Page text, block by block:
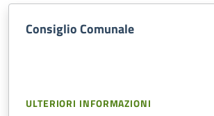
Consiglio Comunale
ULTERIORI INFORMAZIONI